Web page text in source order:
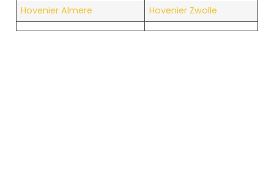
Hovenier Almere
Hovenier Zwolle